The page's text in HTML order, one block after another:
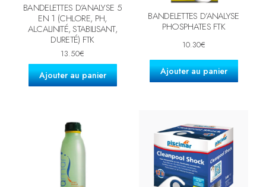
BANDELETTES D’ANALYSE 5
EN 1 (CHLORE, PH,
ALCALINITÉ, STABILISANT,
DURETÉ) FTK
13.50€
Ajouter au panier
BANDELETTES D’ANALYSE
PHOSPHATES FTK
10.30€
Ajouter au panier